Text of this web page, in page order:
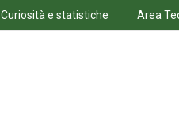
Curiosità e statistiche Area